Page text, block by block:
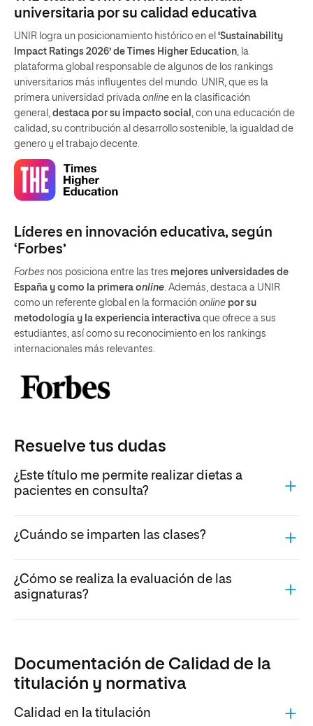
universitaria por su calidad educativa
UNIR logra un posicionamiento histórico en el ‘Sustainability
Impact Ratings 2026’ de Times Higher Education, la
plataforma global responsable de algunos de los rankings
universitarios más influyentes del mundo. UNIR, que es la
primera universidad privada online en la clasificación
general, destaca por su impacto social , con una educación de
calidad, su contribución al desarrollo sostenible, la igualdad de
genero y el trabajo decente.
Líderes en innovación educativa, según
‘Forbes’
Forbes nos posiciona entre las tres mejores universidades de
España y como la primera online. Además, destaca a UNIR
como un referente global en la formación online por su
metodología y la experiencia interactiva que ofrece a sus
estudiantes, así como su reconocimiento en los rankings
internacionales más relevantes.
Resuelve tus dudas
¿Este título me permite realizar dietas a
pacientes en consulta?
¿Cuándo se imparten las clases?
¿Cómo se realiza la evaluación de las
asignaturas?
Documentación de Calidad de la
titulación y normativa
Calidad en la titulación